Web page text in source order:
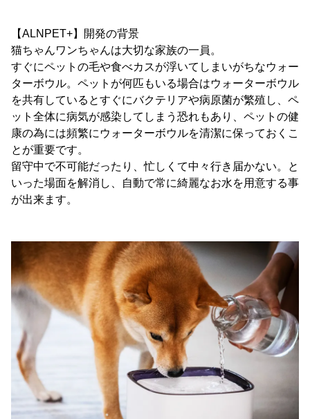
【ALNPET+】開発の背景
猫ちゃんワンちゃんは大切な家族の一員。
すぐにペットの毛や食べカスが浮いてしまいがちなウォー
ターボウル。ペットが何匹もいる場合はウォーターボウル
を共有しているとすぐにバクテリアや病原菌が繁殖し、ペ
ット全体に病気が感染してしまう恐れもあり、ペットの健
康の為には頻繁にウォーターボウルを清潔に保っておくこ
とが重要です。
留守中で不可能だったり、忙しくて中々行き届かない。と
いった場面を解消し、自動で常に綺麗なお水を用意する事
が出来ます。